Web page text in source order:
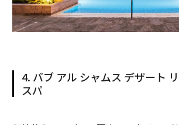
4. バブ アル シャムス デザート
スパ